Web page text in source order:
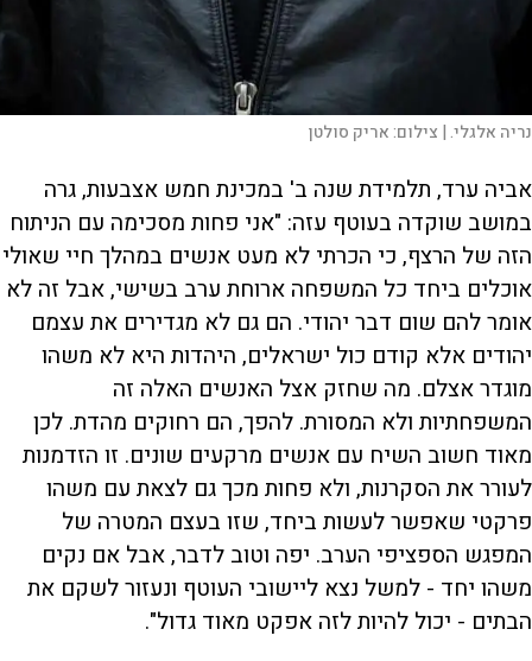
נריה אלגלי. | צילום:אריק סולטן
אביה ערד, תלמידת שנה ב' במכינת חמש אצבעות, גרה
במושב שוקדה בעוטף עזה: "אני פחות מסכימה עם הניתוח
הזה של הרצף, כי הכרתי לא מעט אנשים במהלך חיי שאולי
אוכלים ביחד כל המשפחה ארוחת ערב בשישי, אבל זה לא
אומר להם שום דבר יהודי. הם גם לא מגדירים את עצמם
יהודים אלא קודם כול ישראלים, היהדות היא לא משהו
מוגדר אצלם. מה שחזק אצל האנשים האלה זה
המשפחתיות ולא המסורת. להפך, הם רחוקים מהדת. לכן
מאוד חשוב השיח עם אנשים מרקעים שונים. זו הזדמנות
לעורר את הסקרנות, ולא פחות מכך גם לצאת עם משהו
פרקטי שאפשר לעשות ביחד, שזו בעצם המטרה של
המפגש הספציפי הערב. יפה וטוב לדבר, אבל אם נקים
משהו יחד - למשל נצא ליישובי העוטף ונעזור לשקם את
הבתים - יכול להיות לזה אפקט מאוד גדול".